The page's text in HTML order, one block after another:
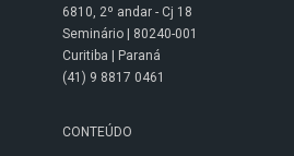
6810, 2º andar - Cj 18
Seminário | 80240-001
Curitiba | Paraná
(41) 9 8817 0461
CONTEÚDO